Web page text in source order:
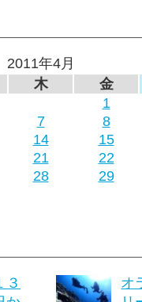
2011年4月
木
金
1
7
8
14
15
21
22
28 29
３
オ